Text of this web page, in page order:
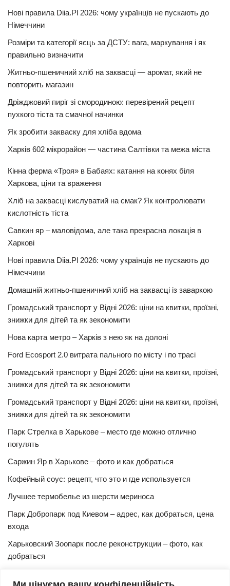
Нові правила Diia.Pl 2026: чому українців не пускають до
Німеччини
Розміри та категорії яєць за ДСТУ: вага, маркування і як
правильно визначити
Житньо-пшеничний хліб на заквасці — аромат, який не
повторить магазин
Дріжджовий пиріг зі смородиною: перевірений рецепт
пухкого тіста та смачної начинки
Як зробити закваску для хліба вдома
Харків 602 мікрорайон — частина Салтівки та межа міста
Кінна ферма «Троя» в Бабаях: катання на конях біля
Харкова, ціни та враження
Хліб на заквасці кислуватий на смак? Як контролювати
кислотність тіста
Савкин яр – маловідома, але така прекрасна локація в
Харкові
Нові правила Diia.Pl 2026: чому українців не пускають до
Німеччини
Домашній житньо-пшеничний хліб на заквасці із заваркою
Громадський транспорт у Відні 2026: ціни на квитки, проїзні,
знижки для дітей та як зекономити
Нова карта метро – Харків з нею як на долоні
Ford Ecosport 2.0 витрата пального по місту і по трасі
Громадський транспорт у Відні 2026: ціни на квитки, проїзні,
знижки для дітей та як зекономити
Громадський транспорт у Відні 2026: ціни на квитки, проїзні,
знижки для дітей та як зекономити
Парк Стрелка в Харькове – место где можно отлично
погулять
Саржин Яр в Харькове – фото и как добраться
Кофейный соус: рецепт, что это и где используется
Лучшее термобелье из шерсти мериноса
Парк Добропарк под Киевом – адрес, как добраться, цена
входа
Харьковский Зоопарк после реконструкции – фото, как
добраться